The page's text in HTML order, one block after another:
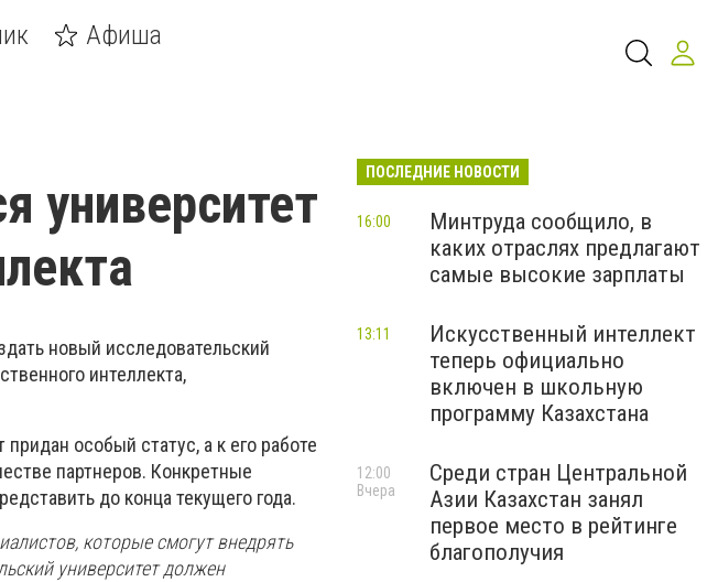
Афиша
университет
новый исследовательский
интеллекта,
особый статус, а к его работе
партнеров. Конкретные
до конца текущего года.
которые смогут внедрять
университет должен
ПОСЛЕДНИЕ НОВОСТИ
Минтруда сообщило, в
каких отраслях предлагают
самые высокие зарплаты
16:00
Искусственный интеллект
теперь официально
включен в школьную
программу Казахстана
13:11
Среди стран Центральной
Азии Казахстан занял
первое место в рейтинге
благополучия
12:00
Вчера